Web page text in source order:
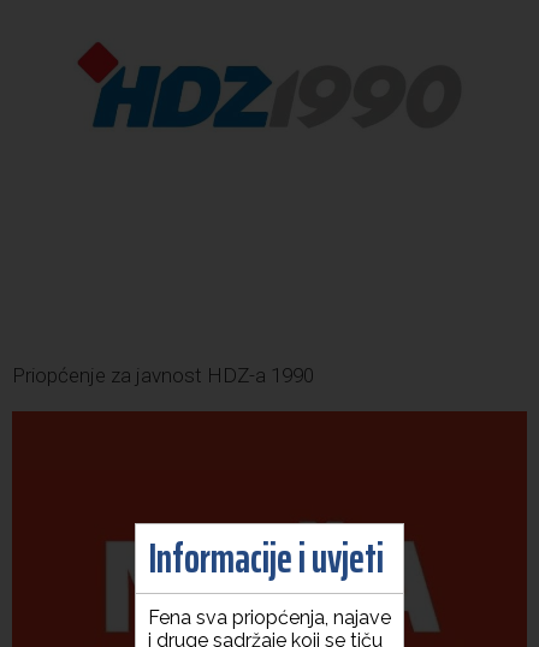
Priopćenje za javnost HDZ-a 1990
Informacije i uvjeti
Fena sva priopćenja, najave
i druge sadržaje koji se tiču